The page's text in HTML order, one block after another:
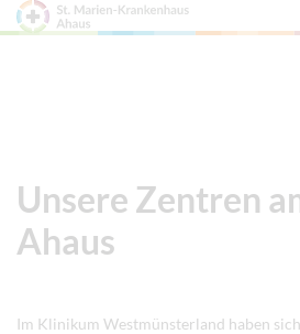
Unsere Zentren
Ahaus
Im Klinikum Westmünsterland haben